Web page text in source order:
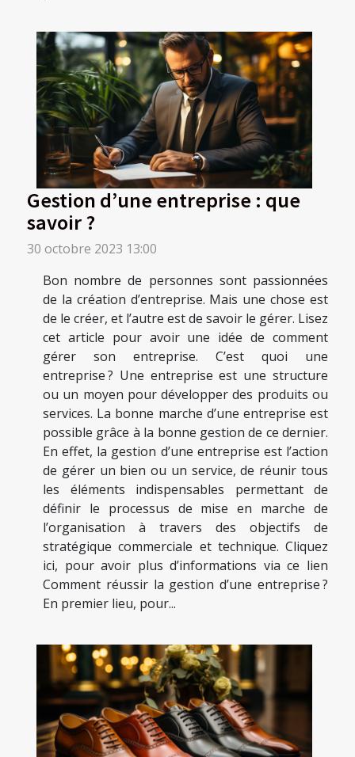
Gestion d’une entreprise : que
savoir ?
30 octobre 2023 13:00
Bon nombre de personnes sont passionnées
de la création d’entreprise. Mais une chose est
de le créer, et l’autre est de savoir le gérer. Lisez
cet article pour avoir une idée de comment
gérer son entreprise. C’est quoi une
entreprise ? Une entreprise est une structure
ou un moyen pour développer des produits ou
services. La bonne marche d’une entreprise est
possible grâce à la bonne gestion de ce dernier.
En effet, la gestion d’une entreprise est l’action
de gérer un bien ou un service, de réunir tous
les éléments indispensables permettant de
définir le processus de mise en marche de
l’organisation à travers des objectifs de
stratégique commerciale et technique. Cliquez
ici, pour avoir plus d’informations via ce lien
Comment réussir la gestion d’une entreprise ?
En premier lieu, pour...